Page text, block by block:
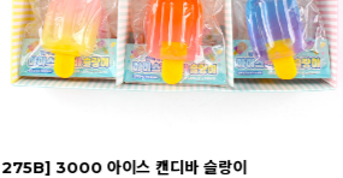
282B] 4000 후루츠 아이스 슬랑이